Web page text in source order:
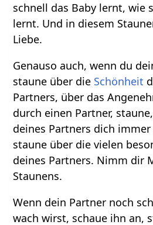
schnell das Baby lernt, wie
lernt. Und in diesem
Liebe.
Genauso auch, wenn du
staune über die Schönheit
Partners, über das
durch einen Partner,
deines Partners dich
staune über die vielen
deines Partners. Nimm dir
Staunens.
Wenn dein Partner noch
wach wirst, schaue ihn an,